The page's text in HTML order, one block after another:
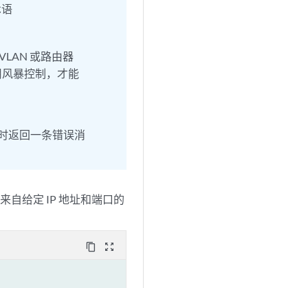
或路由器
暴控制，才能
返回一条错误消
自给定 IP 地址和端口的
content_copy zoom_out_map